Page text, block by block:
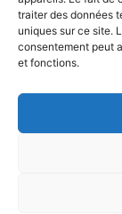
traiter des données
uniques sur ce site.
consentement peut
et fonctions.
Nous Suivre
Contactez-nous :
12-3894 rue Sainte-